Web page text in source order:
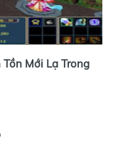
Mới Lạ Trong